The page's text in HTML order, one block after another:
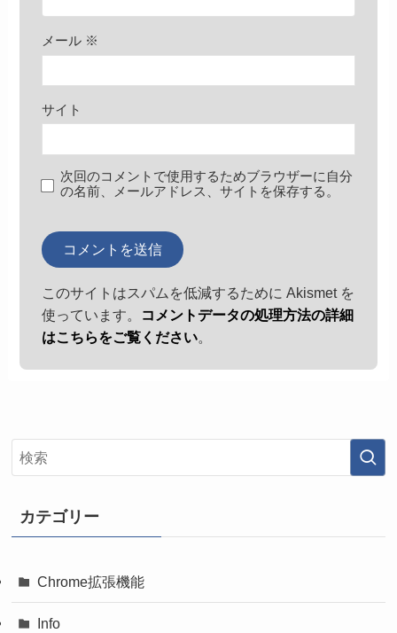
メール ※
サイト
次回のコメントで使用するためブラウザーに自分
の名前、メールアドレス、サイトを保存する。
このサイトはスパムを低減するために Akismet を
使っています。
コメントデータの処理方法の詳細
はこちらをご覧ください。
カテゴリー
Chrome拡張機能
Info